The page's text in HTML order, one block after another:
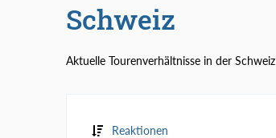
Schweiz
Aktuelle Tourenverhältnisse in der Schweiz
Reaktionen